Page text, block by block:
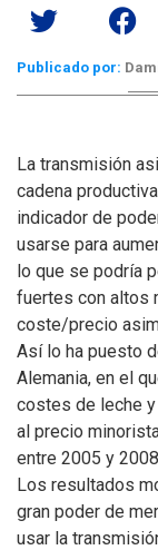
Publicado por:
La transmisión
cadena
indicador de
usarse para
lo que se podría
fuertes con altos
coste/precio
Así lo ha puesto
Alemania, en el
costes de leche
al precio
entre 2005 y
Los resultados
gran poder de
usar la